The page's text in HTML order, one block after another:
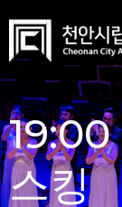
19:00
스킹